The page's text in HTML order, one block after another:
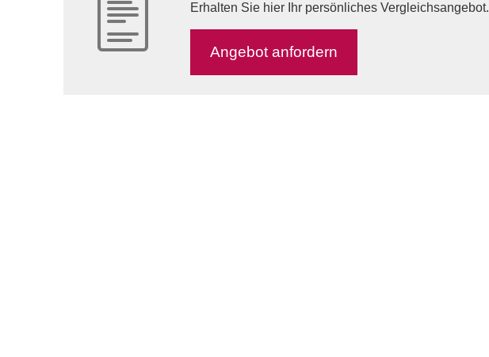
Erhalten Sie hier Ihr persönliches Vergleichsangebot.
An­ge­bot an­for­dern